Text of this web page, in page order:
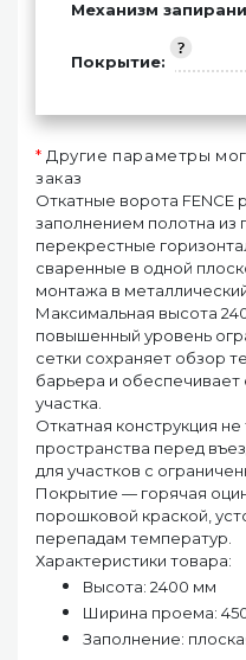
Механизм
Покрытие:
* Другие параметры
заказ
Откатные ворота
заполнением полотна из
перекрестные
сваренные в одной
монтажа в
Максимальная высота
повышенный уровень
сетки сохраняет обзор
барьера и
участка.
Откатная конструкция
пространства перед
для участков с
Покрытие — горячая
порошковой краской,
перепадам температур.
Характеристики товара:
Высота: 2400 мм
Ширина проема:
Заполнение: